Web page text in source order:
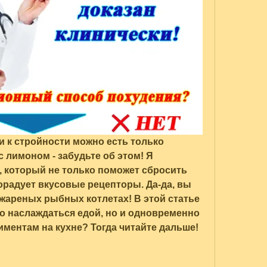
к стройности можно есть только
лимоном - забудьте об этом! Я
который не только поможет сбросить
вкусовые рецепторы. Да-да, вы
рыбных котлетах! В этой статье
наслаждаться едой, но и одновременно
на кухне? Тогда читайте дальше!